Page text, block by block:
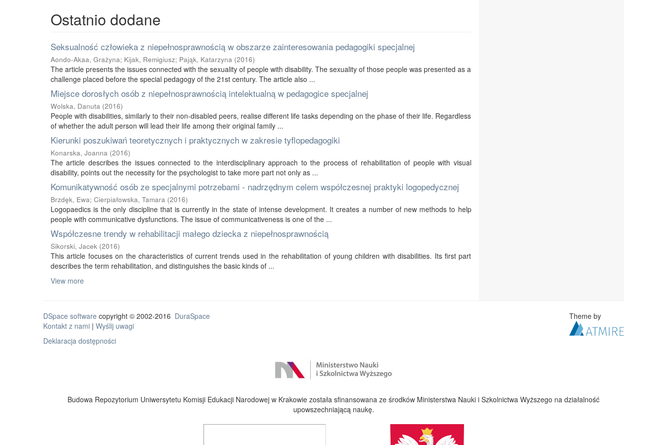
Ostatnio dodane
Seksualność człowieka z niepełnosprawnością w obszarze zainteresowania pedagogiki specjalnej
Aondo-Akaa, Grażyna; Kijak, Remigiusz; Pająk, Katarzyna (2016)
The article presents the issues connected with the sexuality of people with disability. The sexuality of those people was presented as a
challenge placed before the special pedagogy of the 21st century. The article also ...
Miejsce dorosłych osób z niepełnosprawnością intelektualną w pedagogice specjalnej
Wolska, Danuta (2016)
People with disabilities, similarly to their non-disabled peers, realise different life tasks depending on the phase of their life. Regardless
of whether the adult person will lead their life among their original family ...
Kierunki poszukiwań teoretycznych i praktycznych w zakresie tyflopedagogiki
Konarska, Joanna (2016)
The article describes the issues connected to the interdisciplinary approach to the process of rehabilitation of people with visual
disability, points out the necessity for the psychologist to take more part not only as ...
Komunikatywność osób ze specjalnymi potrzebami - nadrzędnym celem współczesnej praktyki logopedycznej
Brzdęk, Ewa; Cierpiałowska, Tamara (2016)
Logopaedics is the only discipline that is currently in the state of intense development. It creates a number of new methods to help
people with communicative dysfunctions. The issue of communicativeness is one of the ...
Współczesne trendy w rehabilitacji małego dziecka z niepełnosprawnością
Sikorski, Jacek (2016)
This article focuses on the characteristics of current trends used in the rehabilitation of young children with disabilities. Its first part
describes the term rehabilitation, and distinguishes the basic kinds of ...
View more
DSpace software copyright © 2002-2016 DuraSpace
Kontakt z nami | Wyślij uwagi
Deklaracja dostępności
Theme by
Budowa Repozytorium Uniwersytetu Komisji Edukacji Narodowej w Krakowie została sfinansowana ze środków Ministerstwa Nauki i Szkolnictwa Wyższego na działalność
upowszechniającą naukę.